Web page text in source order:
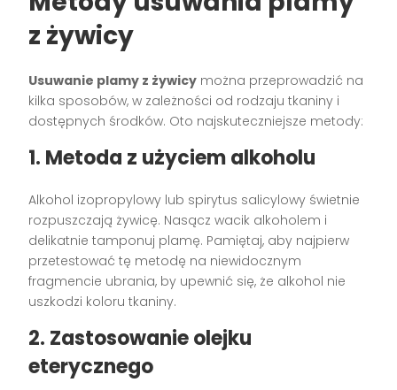
z żywicy
Usuwanie plamy z żywicy można przeprowadzić na
kilka sposobów, w zależności od rodzaju tkaniny i
dostępnych środków. Oto najskuteczniejsze metody:
1. Metoda z użyciem alkoholu
Alkohol izopropylowy lub spirytus salicylowy świetnie
rozpuszczają żywicę. Nasącz wacik alkoholem i
delikatnie tamponuj plamę. Pamiętaj, aby najpierw
przetestować tę metodę na niewidocznym
fragmencie ubrania, by upewnić się, że alkohol nie
uszkodzi koloru tkaniny.
2. Zastosowanie olejku
eterycznego